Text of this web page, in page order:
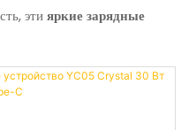
этияркие зарядные